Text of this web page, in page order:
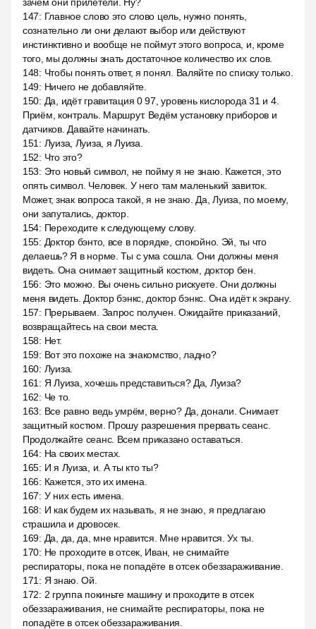
147: Главное слово это слово цель, нужно понять,
сознательно ли они делают выбор или действуют
инстинктивно и вообще не поймут этого вопроса, и, кроме
того, мы должны знать достаточное количество их слов.
148: Чтобы понять ответ, я понял. Валяйте по списку только.
149: Ничего не добавляйте.
150: Да, идёт гравитация 0 97, уровень кислорода 31 и 4.
Приём, контраль. Маршрут. Ведём установку приборов и
датчиков. Давайте начинать.
151 : Луиза, Луиза, я Луиза.
152: Что это?
153: Это новый символ, не пойму я не знаю. Кажется, это
опять символ. Человек. У него там маленький завиток.
Может, знак вопроса такой, я не знаю. Да, Луиза, по моему,
они запутались, доктор.
154: Переходите к следующему слову.
155: Доктор бэнто, все в порядке, спокойно. Эй, ты что
делаешь? Я в норме. Ты с ума сошла. Они должны меня
видеть. Она снимает защитный костюм, доктор бен.
156: Это можно. Вы очень сильно рискуете. Они должны
меня видеть. Доктор бэнкс, доктор бэнкс. Она идёт к экрану.
157: Прерываем. Запрос получен. Ожидайте приказаний,
возвращайтесь на свои места.
158: Нет.
159: Вот это похоже на знакомство, ладно?
160: Луиза.
161 : Я Луиза, хочешь представиться? Да, Луиза?
162: Че то.
163: Все равно ведь умрём, верно? Да, донали. Снимает
защитный костюм. Прошу разрешения прервать сеанс.
Продолжайте сеанс. Всем приказано оставаться.
164: На своих местах.
165: И я Луиза, и. А ты кто ты?
166: Кажется, это их имена.
167: У них есть имена.
168: И как будем их называть, я не знаю, я предлагаю
страшила и дровосек.
169: Да, да, да, мне нравится. Мне нравится. Ух ты.
170: Не проходите в отсек, Иван, не снимайте
респираторы, пока не попадёте в отсек обеззараживание.
171 : Я знаю. Ой.
172: 2 группа покиньте машину и проходите в отсек
обеззараживания, не снимайте респираторы, пока не
попадёте в отсек обеззараживания.